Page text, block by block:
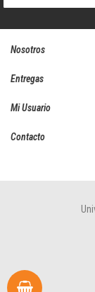
boletín
Nosotros
Entregas
Mi Usuario
Contacto